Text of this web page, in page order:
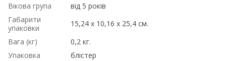
Вікова група
від 5 років
Габарити
упаковки
15,24 x 10,16 x 25,4 см.
Вага (кг)
0,2 кг.
Упаковка
блістер